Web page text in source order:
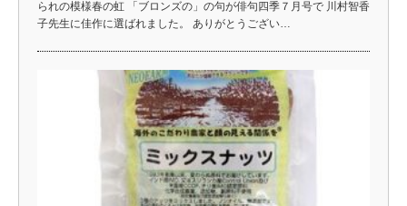
られの模様春の虹 「ブロンズの」の句が俳句四季７月号で 川村智香
子先生に佳作に選ばれました。 ありがとうござい…